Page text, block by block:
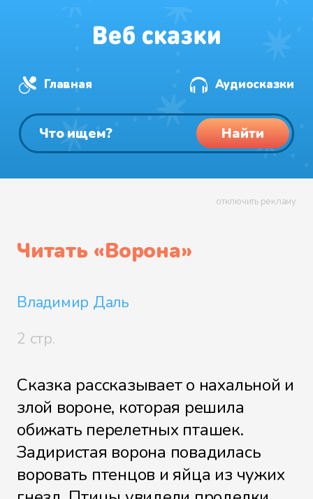
Главная Аудиосказки
Найти
отключить рекламу
Читать «Ворона»
Владимир Даль
2 стр.
Сказка рассказывает о нахальной и
злой вороне, которая решила
обижать перелетных пташек.
Задиристая ворона повадилась
воровать птенцов и яйца из чужих